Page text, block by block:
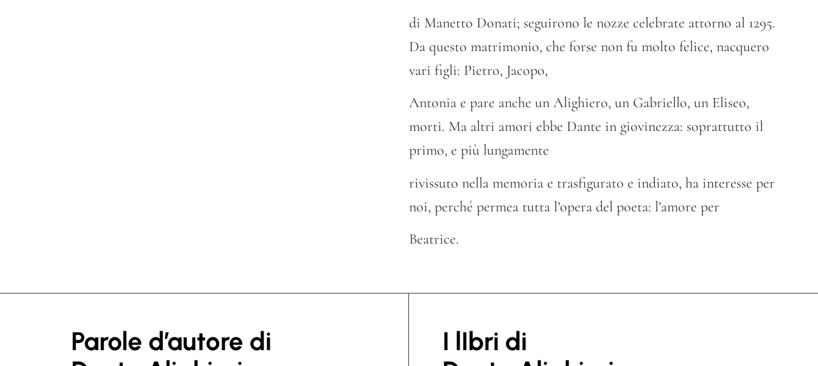
di Manetto Donati; seguirono le nozze celebrate attorno al 1295.
Da questo matrimonio, che forse non fu molto felice, nacquero
vari figli: Pietro, Jacopo,
Antonia e pare anche un Alighiero, un Gabriello, un Eliseo,
morti. Ma altri amori ebbe Dante in giovinezza: soprattutto il
primo, e più lungamente
rivissuto nella memoria e trasfigurato e indiato, ha interesse per
noi, perché permea tutta l’opera del poeta: l’amore per
Beatrice.
Parole d’autore di
I lIbri di